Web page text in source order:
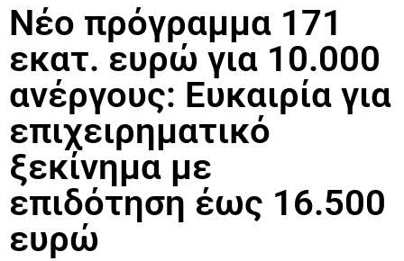
Νέο πρόγραμμα 171
εκατ. ευρώ για 10.000
ανέργους: Ευκαιρία για
επιχειρηματικό
ξεκίνημα με
επιδότηση έως 16.500
ευρώ